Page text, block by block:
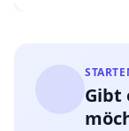
Gibt